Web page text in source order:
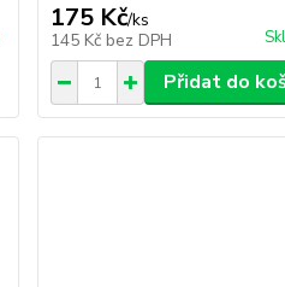
175 Kč/ks
145 Kč bez DPH
Přidat do